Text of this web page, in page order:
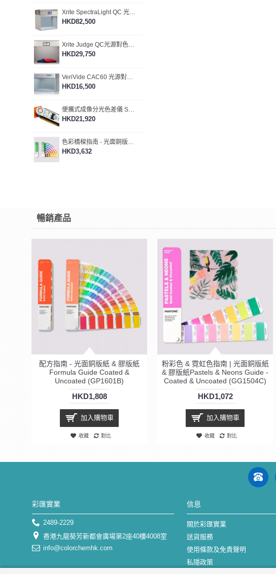
Xrite SpectraLight QC 光源對色燈箱 (SPLQC)
HKD82,500
Xrite Judge QC光源對色燈箱 (JUDGEQC)
HKD29,750
VeriVide CAC60 光源對色燈箱 (CAC 60-5)
HKD16,500
便攜式成像分光色差儀 Spectrophotometers Capsure QC (RM200QC)
HKD21,920
色彩橋樑指南 - 光面銅版紙 & 膠版紙套裝 Color Bridge Guide Set - Coated & Uncoated (GP6102B)
HKD3,632
暢銷產品
配方指南 - 光面銅版紙 & 膠版紙
Formula Guide Coated &
Uncoated (GP1601B)
HKD1,808
加入購物車
收藏 對比
粉彩色 & 霓虹色指南 | 光面銅版紙
& 膠版紙Pastels & Neons Guide -
Coated & Uncoated (GG1504C)
HKD1,072
加入購物車
收藏 對比
彩匯實業
2489-2229
香港九龍葵芳新都會廣場第2座40樓4008室
info@colorchemhk.com
信息
關於彩匯實業
送貨服務
使用條款及免責聲明
私隱政策